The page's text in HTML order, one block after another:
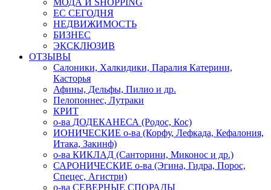
МОДА И SHOPPING
ЕС СЕГОДНЯ
НЕДВИЖИМОСТЬ
БИЗНЕС
ЭКСКЛЮЗИВ
ОТЗЫВЫ
Салоники, Халкидики, Паралия Катерини,
Касторья
Афины, Дельфы, Пилио и др.
Пелопоннес, Лутраки
КРИТ
о-ва ДОДЕКАНЕСА (Родос, Кос)
ИОНИЧЕСКИЕ о-ва (Корфу, Лефкада, Кефалония,
Итака, Закинф)
о-ва КИКЛАД (Санторини, Миконос и др.)
САРОНИЧЕСКИЕ о-ва (Эгина, Гидра, Порос,
Спецес, Агистри)
о-ва СЕВЕРНЫЕ СПОРАДЫ